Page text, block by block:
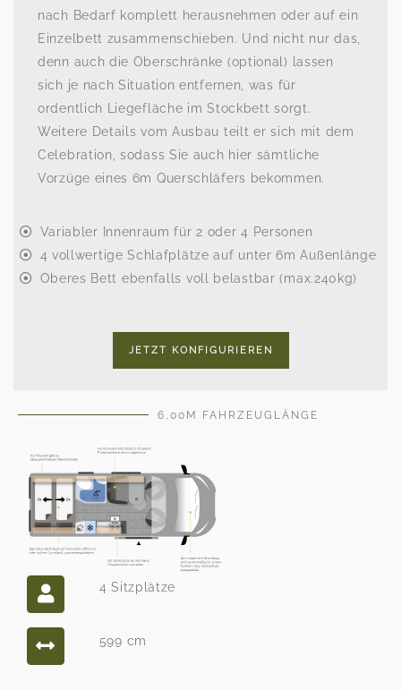
nach Bedarf komplett herausnehmen oder auf ein
Einzelbett zusammenschieben. Und nicht nur das,
denn auch die Oberschränke (optional) lassen
sich je nach Situation entfernen, was für
ordentlich Liegefläche im Stockbett sorgt.
Weitere Details vom Ausbau teilt er sich mit dem
Celebration, sodass Sie auch hier sämtliche
Vorzüge eines 6m Querschläfers bekommen.
Variabler Innenraum für 2 oder 4 Personen
4 vollwertige Schlafplätze auf unter 6m Außenlänge
Oberes Bett ebenfalls voll belastbar (max.240kg)
JETZT KONFIGURIEREN
6,00M FAHRZEUGLÄNGE
4 Sitzplätze
599 cm